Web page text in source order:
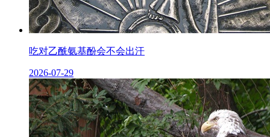
吃对乙酰氨基酚会不会出汗
2026-07-29